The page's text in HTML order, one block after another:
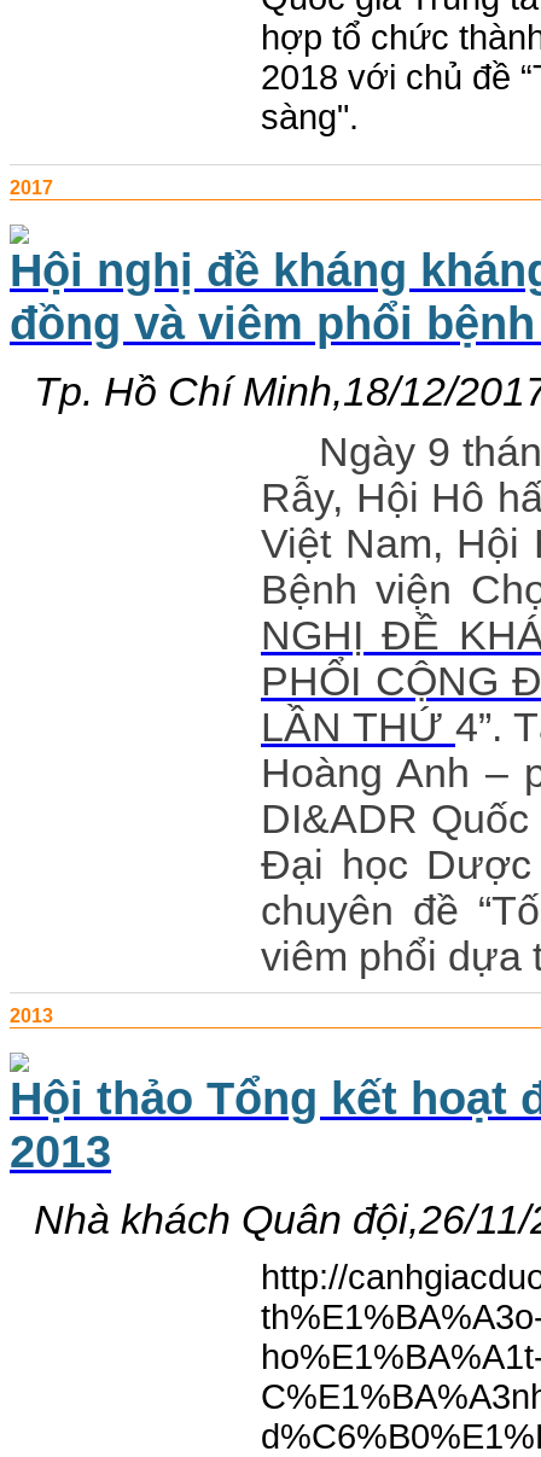
hợp tổ chức
2018 với chủ đề
sàng".
2017
Hội nghị đề kháng
đồng và viêm phổi
Tp. Hồ Chí Minh,18/12/
Ngày 9
Rẫy, Hội Hô
Việt Nam, Hội
Bệnh viện
NGHỊ ĐỀ
PHỔI CỘNG
LẦN THỨ 4”.
Hoàng Anh –
DI&ADR
Đại học Dược
chuyên đề
viêm phổi dựa
2013
Hội thảo Tổng kết hoạt
2013
Nhà khách Quân đội,26/
http://